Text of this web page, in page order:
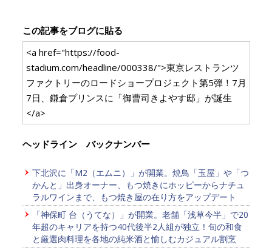
この記事をブログに貼る
<a href="https://food-
stadium.com/headline/000338/">東京レストランツ
ファクトリーのロードショープロジェクト第5弾！7月
7日、鎌倉プリンスに「御曹司きよやす邸」が誕生
</a>
ヘッドライン バックナンバー
下北沢に「M2（エムニ）」が開業。焼鳥「玉屋」や「つ
かんと」出身オーナー、もつ焼きにホッピーからナチュ
ラルワインまで、もつ焼き屋の在り方をアップデート
「神保町 台（うてな）」が開業。老舗「浅草今半」で20
年超のキャリアを持つ40代後半2人組が独立！旬の和食
と厳選肉料理を各地の純米酒と愉しむカジュアル割烹